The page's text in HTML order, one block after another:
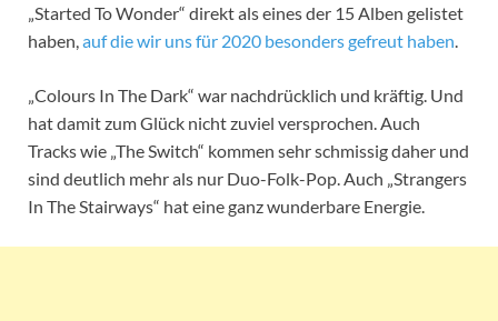
„Started To Wonder“ direkt als eines der 15 Alben gelistet
haben,auf die wir uns für 2020 besonders gefreut haben.
„Colours In The Dark“ war nachdrücklich und kräftig. Und
hat damit zum Glück nicht zuviel versprochen. Auch
Tracks wie „The Switch“ kommen sehr schmissig daher und
sind deutlich mehr als nur Duo-Folk-Pop. Auch „Strangers
In The Stairways“ hat eine ganz wunderbare Energie.